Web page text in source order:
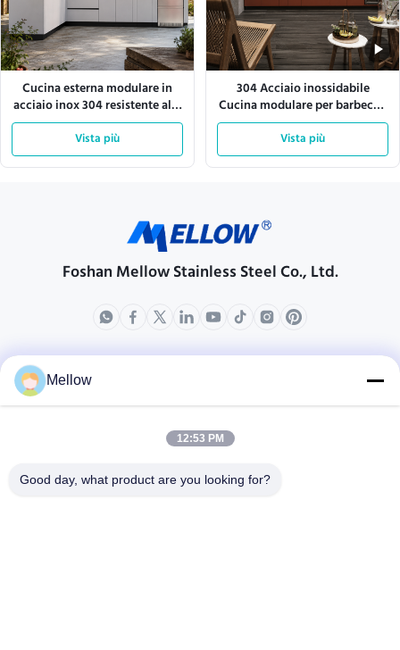
Cucina esterna modulare in
acciaio inox 304 resistente alle
intemperie
Vista più
304 Acciaio inossidabile
Cucina modulare per barbecue
all'aperto
Vista più
Foshan Mellow Stainless Steel Co., Ltd.
prodotti
Profilo aziendale
Giro della fabbrica
Casi
Mellow
12:53 PM
Good day, what product are you looking for?